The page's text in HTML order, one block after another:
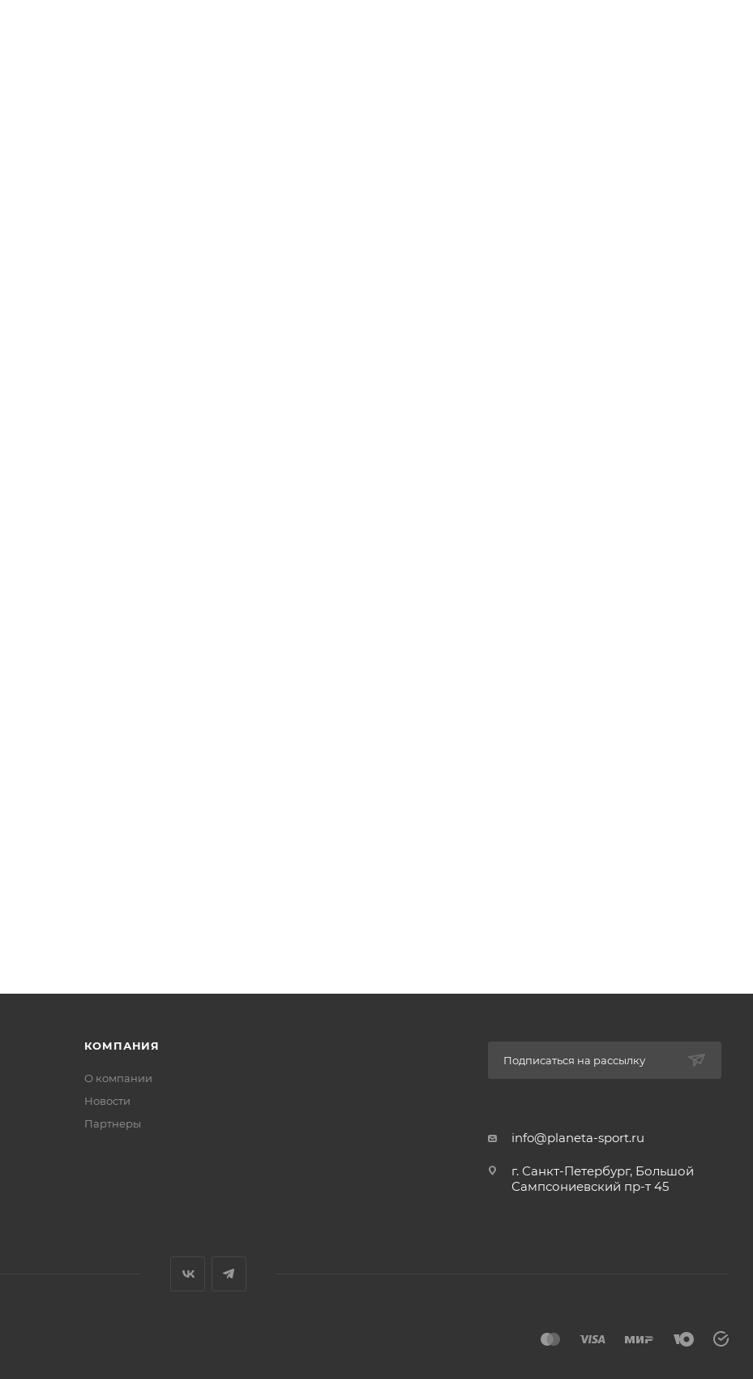
КОМПАНИЯ
О компании
Новости
Партнеры
Подписаться на рассылку
info@planeta-sport.ru
г. Санкт-Петербург, Большой
Сампсониевский пр-т 45